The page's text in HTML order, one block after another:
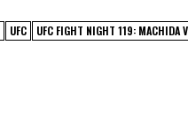
UFC UFC FIGHT NIGHT 119: MACHIDA